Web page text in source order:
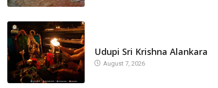
Udupi Sri Krishna Alankara
August 7, 2026